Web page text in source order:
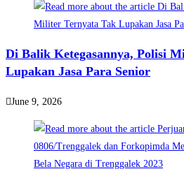
Di Balik Ketegasannya, Polisi
Lupakan Jasa Para Senior
June 9, 2026